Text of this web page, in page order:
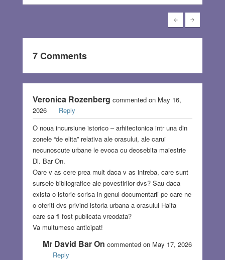
7 Comments
Veronica Rozenberg commented on May 16,
2026
Reply
O noua incursiune istorico – arhitectonica intr una din
zonele “de elita” relativa ale orasului, ale carui
necunoscute urbane le evoca cu deosebita maiestrie
Dl. Bar On.
Oare v as cere prea mult daca v as intreba, care sunt
sursele bibliografice ale povestirilor dvs? Sau daca
exista o istorie scrisa in genul documentarii pe care ne
o oferiti dvs privind istoria urbana a orasului Haifa
care sa fi fost publicata vreodata?
Va multumesc anticipat!
Mr David Bar On commented on May 17, 2026
Reply